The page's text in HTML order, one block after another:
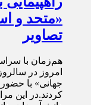
«متحد و
تصاویر
هم‌زمان با
جهانی» با
کردند.در این